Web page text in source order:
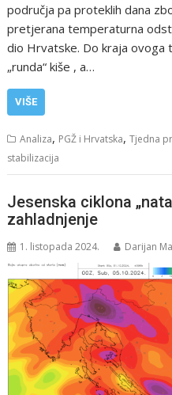
područja pa proteklih dana
pretjerana temperaturna
dio Hrvatske. Do kraja ovoga
„runda“ kiše , a…
VIŠE
Analiza, PGŽ i Hrvatska,Tjedna
stabilizacija
Jesenska ciklona
zahladnjenje
1. listopada 2024. Darijan